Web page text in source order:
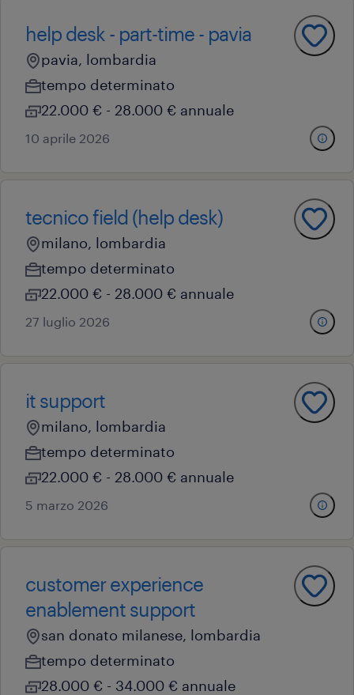
help desk - part-time - pavia
pavia, lombardia
tempo determinato
22.000 € - 28.000 € annuale
10 aprile 2026
tecnico field (help desk)
milano, lombardia
tempo determinato
22.000 € - 28.000 € annuale
27 luglio 2026
it support
milano, lombardia
tempo determinato
22.000 € - 28.000 € annuale
5 marzo 2026
customer experience
enablement support
san donato milanese, lombardia
tempo determinato
28.000 € - 34.000 € annuale